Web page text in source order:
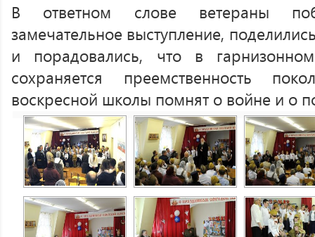
В ответном слове ветераны
замечательное выступление,
и порадовались, что в
сохраняется преемственность
воскресной школы помнят о войне и о